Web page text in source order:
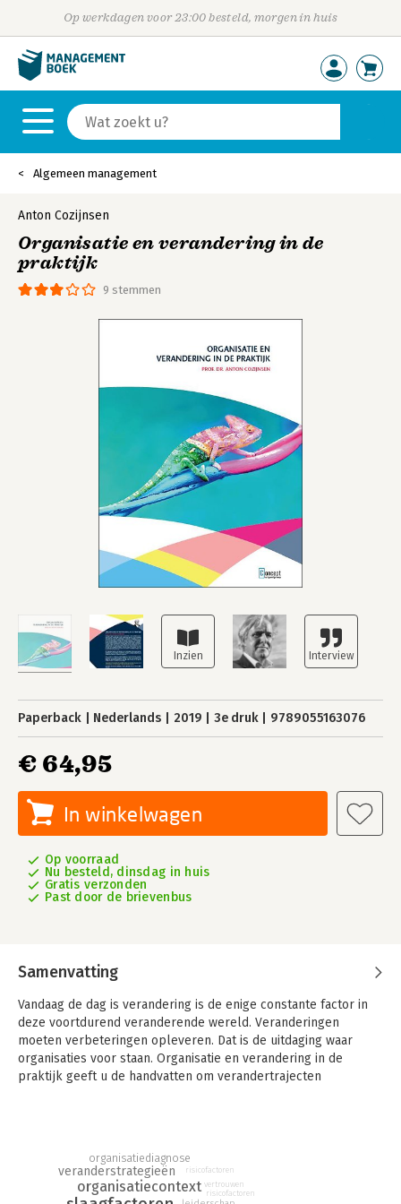
Op werkdagen voor 23:00 besteld, morgen in huis
Algemeen management
9 stemmen
Anton Cozijnsen
Organisatie en verandering in de
praktijk
Paperback Nederlands 2019 3e druk 9789055163076
€ 64,95
In winkelwagen
Op voorraad
Nu besteld, dinsdag in huis
Gratis verzonden
Past door de brievenbus
Samenvatting
Vandaag de dag is verandering is de enige constante factor in
deze voortdurend veranderende wereld. Veranderingen
moeten verbeteringen opleveren. Dat is de uitdaging waar
organisaties voor staan. Organisatie en verandering in de
praktijk geeft u de handvatten om verandertrajecten
verandermanager kennis heeft van meerdere vakgebieden,
zoals organisatiekunde, (sociale) psychologie, communicatie en
beleidswetenschappen. Deze inzichten helpen bij het sturing
organisatiecontext
veranderstrategieën
organisatiediagnose
risicofactoren
vertrouwen
risicofactoren